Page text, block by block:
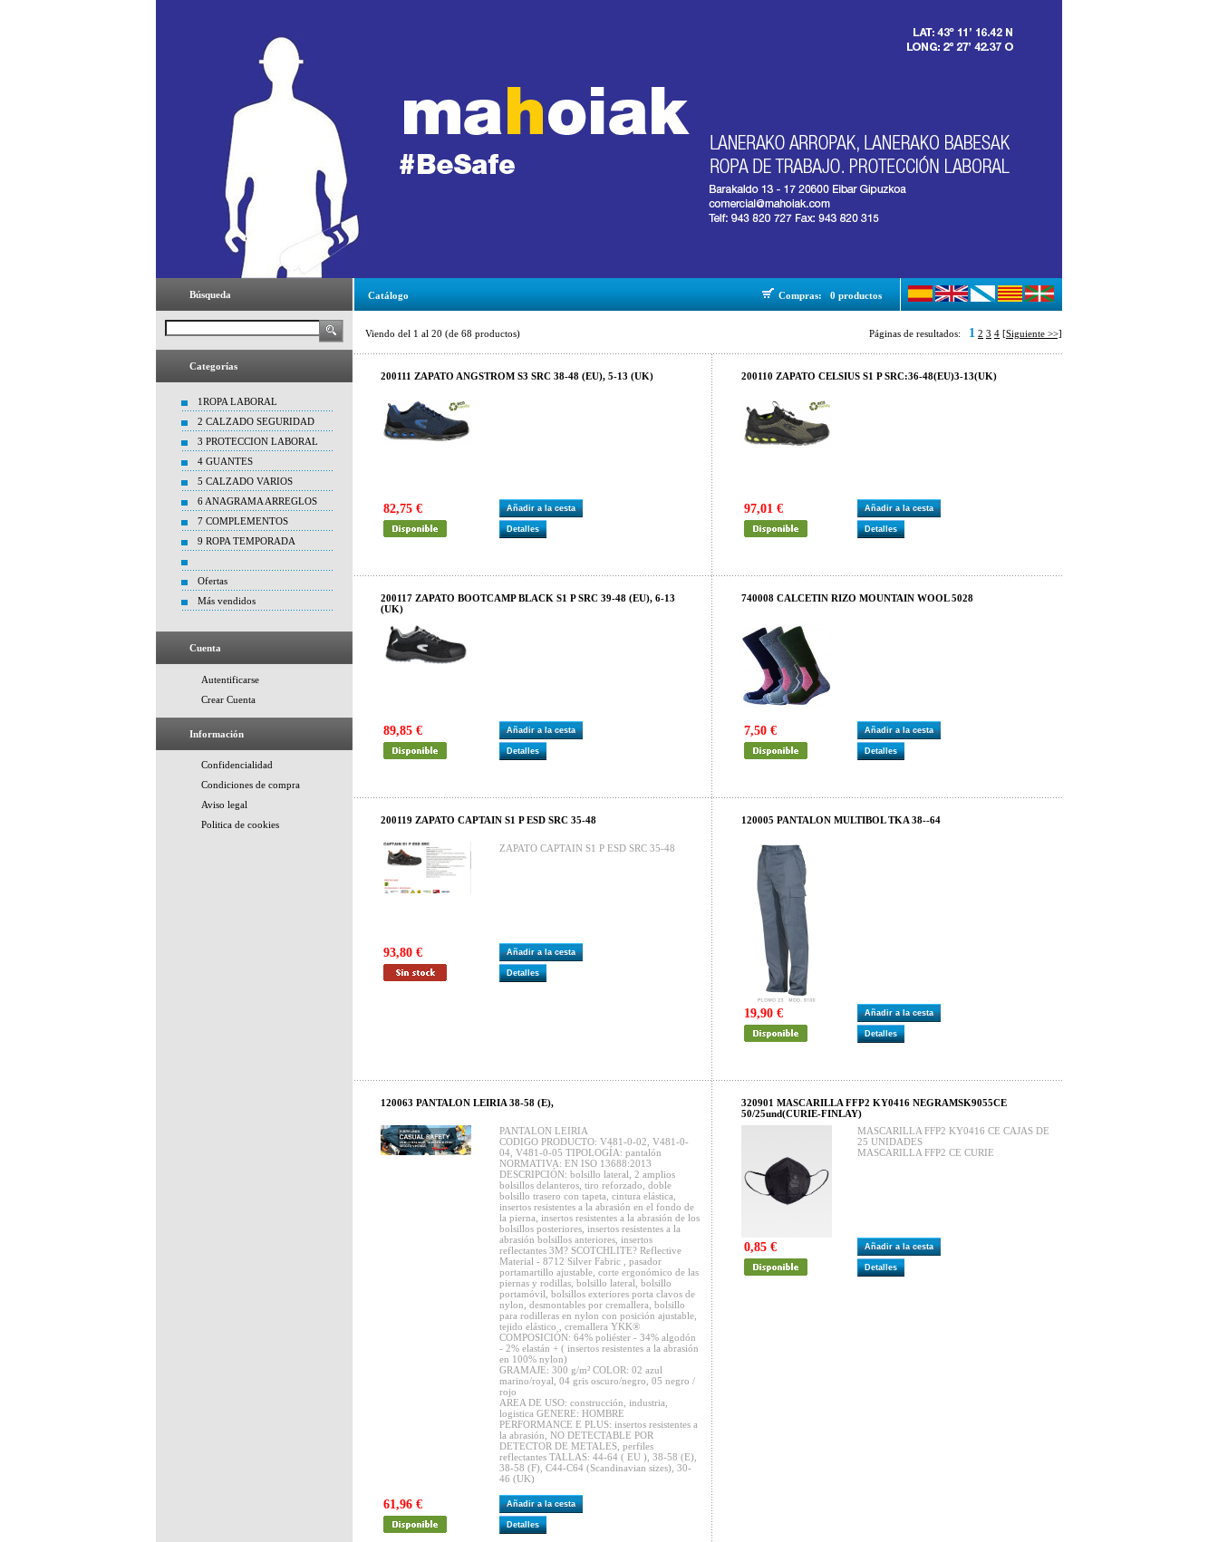
Búsqueda
Categorías
1ROPA LABORAL
2 CALZADO SEGURIDAD
3 PROTECCION LABORAL
4 GUANTES
5 CALZADO VARIOS
6 ANAGRAMA ARREGLOS
7 COMPLEMENTOS
9 ROPA TEMPORADA
Ofertas
Más vendidos
Cuenta
Autentificarse
Crear Cuenta
Información
Confidencialidad
Condiciones de compra
Aviso legal
Politica de cookies
Catálogo Compras: 0 productos
Viendo del 1 al 20 (de 68 productos) Páginas de resultados: 1 2 3 4 [Siguiente >>]
200111 ZAPATO ANGSTROM S3 SRC 38-48 (EU), 5-13 (UK)
82,75 € Añadir a la cesta
Detalles
200110 ZAPATO CELSIUS S1 P SRC:36-48(EU)3-13(UK)
97,01 € Añadir a la cesta
Detalles
200117 ZAPATO BOOTCAMP BLACK S1 P SRC 39-48 (EU), 6-13
(UK)
89,85 € Añadir a la cesta
Detalles
740008 CALCETIN RIZO MOUNTAIN WOOL 5028
7,50 € Añadir a la cesta
Detalles
200119 ZAPATO CAPTAIN S1 P ESD SRC 35-48
ZAPATO CAPTAIN S1 P ESD SRC 35-48
93,80 € Añadir a la cesta
Detalles
120005 PANTALON MULTIBOL TKA 38--64
19,90 € Añadir a la cesta
Detalles
120063 PANTALON LEIRIA 38-58 (E),
PANTALON LEIRIA
CODIGO PRODUCTO: V481-0-02, V481-0-
04, V481-0-05 TIPOLOGÍA: pantalón
NORMATIVA: EN ISO 13688:2013
DESCRIPCIÓN: bolsillo lateral, 2 amplios
bolsillos delanteros, tiro reforzado, doble
bolsillo trasero con tapeta, cintura elástica,
insertos resistentes a la abrasión en el fondo de
la pierna, insertos resistentes a la abrasión de los
bolsillos posteriores, insertos resistentes a la
abrasión bolsillos anteriores, insertos
reflectantes 3M? SCOTCHLITE? Reflective
Material - 8712 Silver Fabric , pasador
portamartillo ajustable, corte ergonómico de las
piernas y rodillas, bolsillo lateral, bolsillo
portamóvil, bolsillos exteriores porta clavos de
nylon, desmontables por cremallera, bolsillo
para rodilleras en nylon con posición ajustable,
tejido elástico , cremallera YKK®
COMPOSICIÓN: 64% poliéster - 34% algodón
- 2% elastán + ( insertos resistentes a la abrasión
en 100% nylon)
GRAMAJE: 300 g/m² COLOR: 02 azul
marino/royal, 04 gris oscuro/negro, 05 negro /
rojo
AREA DE USO: construcción, industria,
logistica GENERE: HOMBRE
PERFORMANCE E PLUS: insertos resistentes a
la abrasión, NO DETECTABLE POR
DETECTOR DE METALES, perfiles
reflectantes TALLAS: 44-64 ( EU ), 38-58 (E),
38-58 (F), C44-C64 (Scandinavian sizes), 30-
46 (UK)
61,96 € Añadir a la cesta
Detalles
320901 MASCARILLA FFP2 KY0416 NEGRAMSK9055CE
50/25und(CURIE-FINLAY)
MASCARILLA FFP2 KY0416 CE CAJAS DE
25 UNIDADES
MASCARILLA FFP2 CE CURIE
0,85 € Añadir a la cesta
Detalles